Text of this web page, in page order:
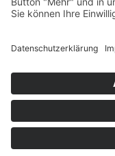
Beitragsarchiv
MTV 1860